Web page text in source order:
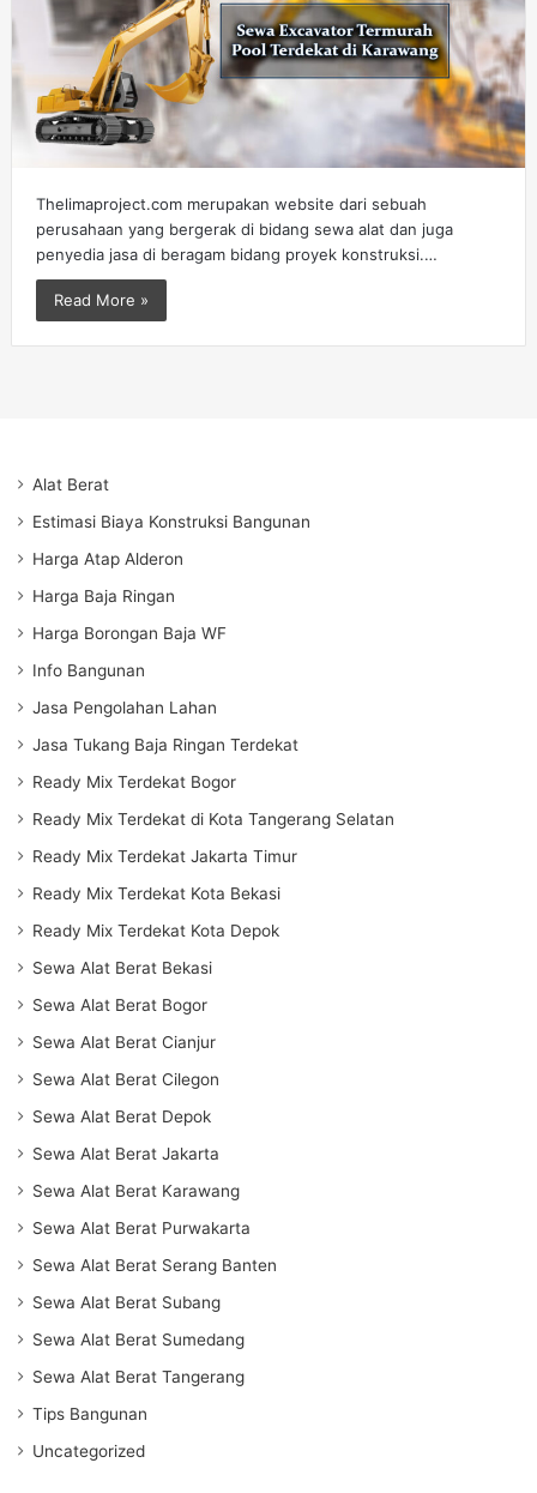
Thelimaproject.com merupakan website dari sebuah
perusahaan yang bergerak di bidang sewa alat dan juga
penyedia jasa di beragam bidang proyek konstruksi.…
Read More »
Alat Berat
Estimasi Biaya Konstruksi Bangunan
Harga Atap Alderon
Harga Baja Ringan
Harga Borongan Baja WF
Info Bangunan
Jasa Pengolahan Lahan
Jasa Tukang Baja Ringan Terdekat
Ready Mix Terdekat Bogor
Ready Mix Terdekat di Kota Tangerang Selatan
Ready Mix Terdekat Jakarta Timur
Ready Mix Terdekat Kota Bekasi
Ready Mix Terdekat Kota Depok
Sewa Alat Berat Bekasi
Sewa Alat Berat Bogor
Sewa Alat Berat Cianjur
Sewa Alat Berat Cilegon
Sewa Alat Berat Depok
Sewa Alat Berat Jakarta
Sewa Alat Berat Karawang
Sewa Alat Berat Purwakarta
Sewa Alat Berat Serang Banten
Sewa Alat Berat Subang
Sewa Alat Berat Sumedang
Sewa Alat Berat Tangerang
Tips Bangunan
Uncategorized